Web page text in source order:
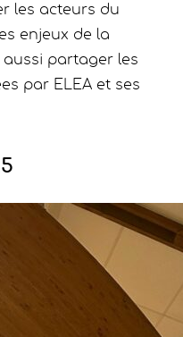
les acteurs du
enjeux de la
partager les
par ELEA et ses